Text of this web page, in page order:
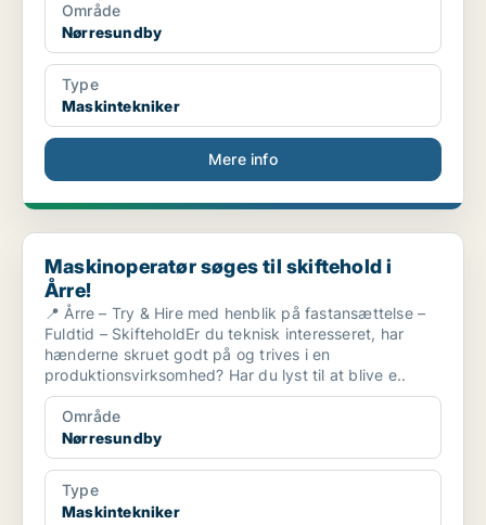
Område
Nørresundby
Type
Maskintekniker
Mere info
Maskinoperatør søges til skiftehold i Årre!
Maskinoperatør søges til skiftehold i
Årre!
📍 Årre – Try & Hire med henblik på fastansættelse –
Fuldtid – SkifteholdEr du teknisk interesseret, har
hænderne skruet godt på og trives i en
produktionsvirksomhed? Har du lyst til at blive e..
Område
Nørresundby
Type
Maskintekniker